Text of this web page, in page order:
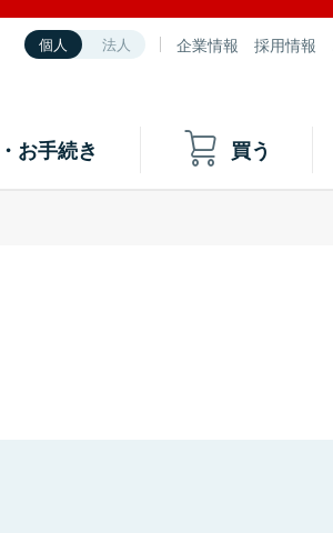
個人 法人 企業情報 採用情報
お手続き 買う